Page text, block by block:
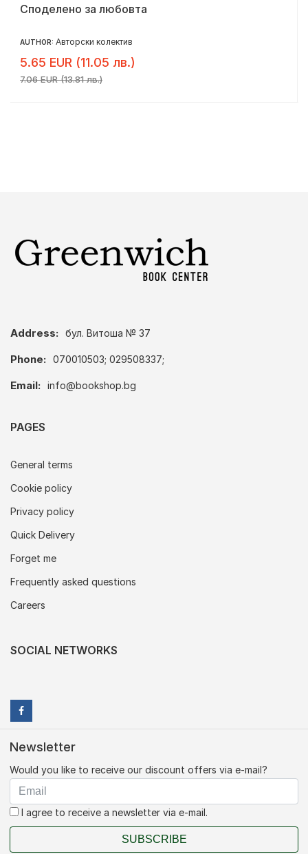
Споделено за любовта
AUTHOR: Авторски колектив
5.65 EUR (11.05 лв.)
7.06 EUR (13.81 лв.)
Address: бул. Витоша № 37
Phone: 070010503; 029508337;
Email: info@bookshop.bg
PAGES
General terms
Cookie policy
Privacy policy
Quick Delivery
Forget me
Frequently asked questions
Careers
SOCIAL NETWORKS
Newsletter
Would you like to receive our discount offers via e-mail?
I agree to receive a newsletter via e-mail.
SUBSCRIBE